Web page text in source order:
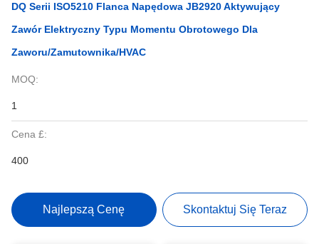
DQ Serii ISO5210 Flanca Napędowa JB2920 Aktywujący
Zawór Elektryczny Typu Momentu Obrotowego Dla
Zaworu/zamutownika/HVAC
MOQ:
1
Cena £:
400
Najlepszą Cenę Skontaktuj Się Teraz